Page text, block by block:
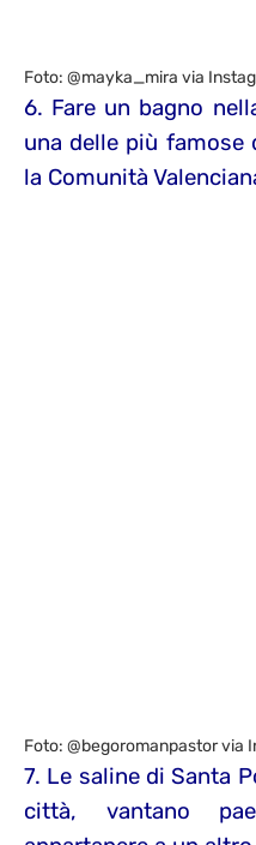
Foto: @mayka_mira via
6. Fare un bagno
una delle più
la Comunità
Foto: @begoromanpastor via
7. Le saline di Santa
città, vantano